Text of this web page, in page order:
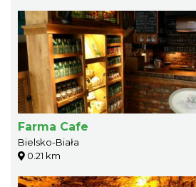
Farma Cafe
Bielsko-Biała
0.21 km